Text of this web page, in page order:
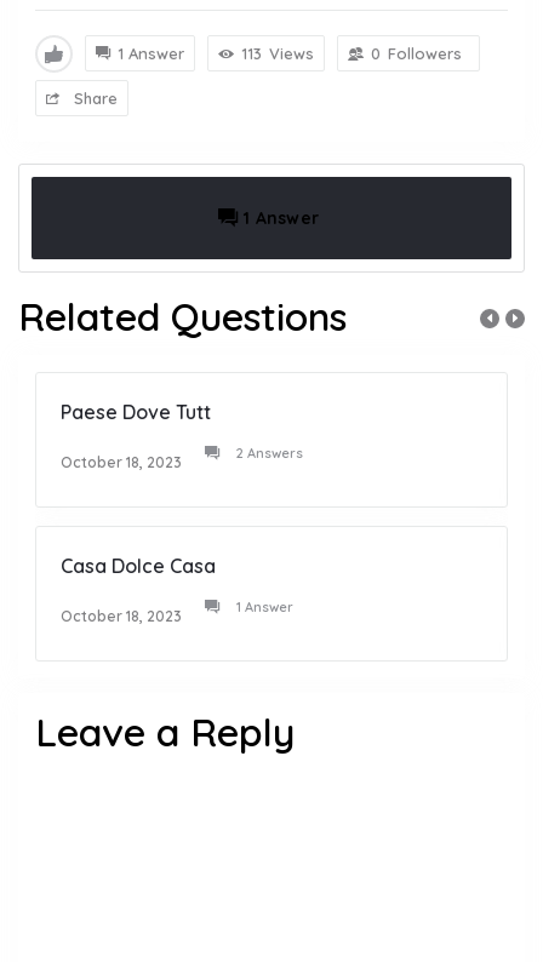
1 Answer 113 Views 0 Followers
Share
1 Answer
Related Questions
Paese Dove Tutt
October 18, 2023 2 Answers
Casa Dolce Casa
October 18, 2023 1 Answer
Leave a Reply